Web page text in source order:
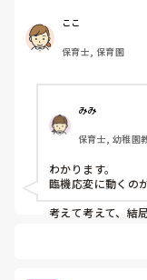
この一年目気が利
でも実際頭回ってな
子どもたちと遊ぶ
がなきゃって思っ
ない！
ここ
保育士, 保育園
みみ
保育士, 幼稚園
わかります。
臨機応変に動くの
考えて考えて、結
正直 実習生のと